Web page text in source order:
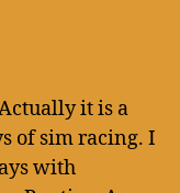
it is a
of sim racing. I
with